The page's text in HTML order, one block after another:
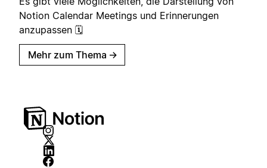
Notion Calendar Meetings und Erinnerungen
anzupassen 🗓
Mehr zum Thema →